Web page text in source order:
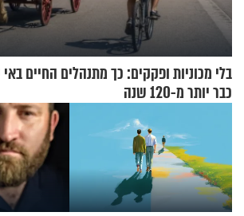
בלי מכוניות ופקקים: כך מתנהלים החיים
כבר יותר מ-120 שנה